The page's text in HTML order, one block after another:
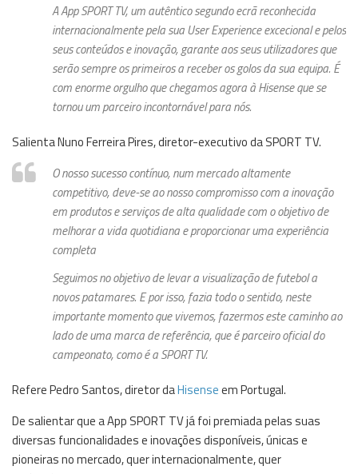
A App SPORT TV, um autêntico segundo ecrã reconhecida
internacionalmente pela sua User Experience excecional e pelos
seus conteúdos e inovação, garante aos seus utilizadores que
serão sempre os primeiros a receber os golos da sua equipa. É
com enorme orgulho que chegamos agora à Hisense que se
tornou um parceiro incontornável para nós.
Salienta Nuno Ferreira Pires, diretor-executivo da SPORT TV.
O nosso sucesso contínuo, num mercado altamente
competitivo, deve-se ao nosso compromisso com a inovação
em produtos e serviços de alta qualidade com o objetivo de
melhorar a vida quotidiana e proporcionar uma experiência
completa
Seguimos no objetivo de levar a visualização de futebol a
novos patamares. E por isso, fazia todo o sentido, neste
importante momento que vivemos, fazermos este caminho ao
lado de uma marca de referência, que é parceiro oficial do
campeonato, como é a SPORT TV.
Refere Pedro Santos, diretor daHisenseem Portugal.
De salientar que a App SPORT TV já foi premiada pelas suas
diversas funcionalidades e inovações disponíveis, únicas e
pioneiras no mercado, quer internacionalmente, quer